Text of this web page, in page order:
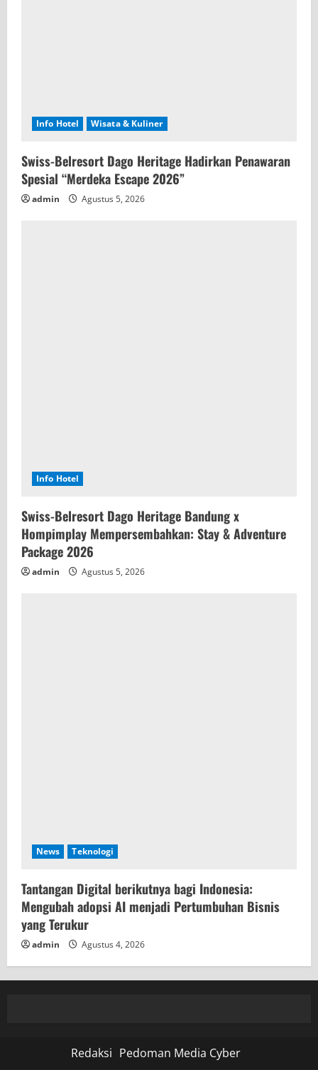
Info Hotel Wisata & Kuliner
Swiss-Belresort Dago Heritage Hadirkan Penawaran
Spesial “Merdeka Escape 2026”
admin Agustus 5, 2026
Info Hotel
Swiss-Belresort Dago Heritage Bandung x
Hompimplay Mempersembahkan: Stay & Adventure
Package 2026
admin Agustus 5, 2026
News Teknologi
Tantangan Digital berikutnya bagi Indonesia:
Mengubah adopsi AI menjadi Pertumbuhan Bisnis
yang Terukur
admin Agustus 4, 2026
Redaksi Pedoman Media Cyber